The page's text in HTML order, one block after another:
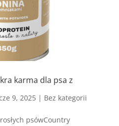
karma dla psa z
9, 2025| Bez kategorii
psówCountry